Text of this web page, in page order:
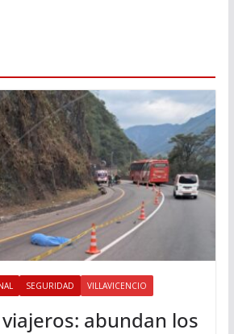
SEGURIDAD VILLAVICENCIO
abundan los